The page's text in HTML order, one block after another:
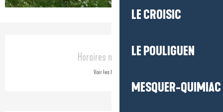
LE CROISIC
LE POULIGUEN
MESQUER-QUIMIAC
Ouverture et coordonnées
Horaires non définis
Voir les horaires